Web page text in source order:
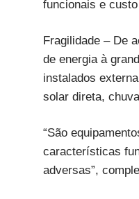
funcionais e
Fragilidade – De
de energia à
instalados
solar direta,
“São
características
adversas”,